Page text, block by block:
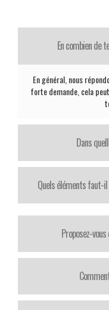
En combien de
En général, nous
forte demande, cela
Dans
Quels éléments faut-
Proposez-